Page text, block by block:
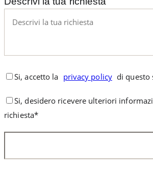
Si, accetto la privacy policy di questo
Si, desidero ricevere ulteriori
richiesta*